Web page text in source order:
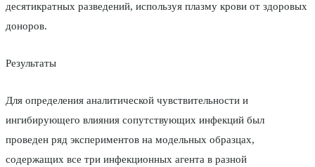
десятикратных разведений, используя плазму крови от здоровых
доноров.
Результаты
Для определения аналитической чувствительности и
ингибирующего влияния сопутствующих инфекций был
проведен ряд экспериментов на модельных образцах,
содержащих все три инфекционных агента в разной